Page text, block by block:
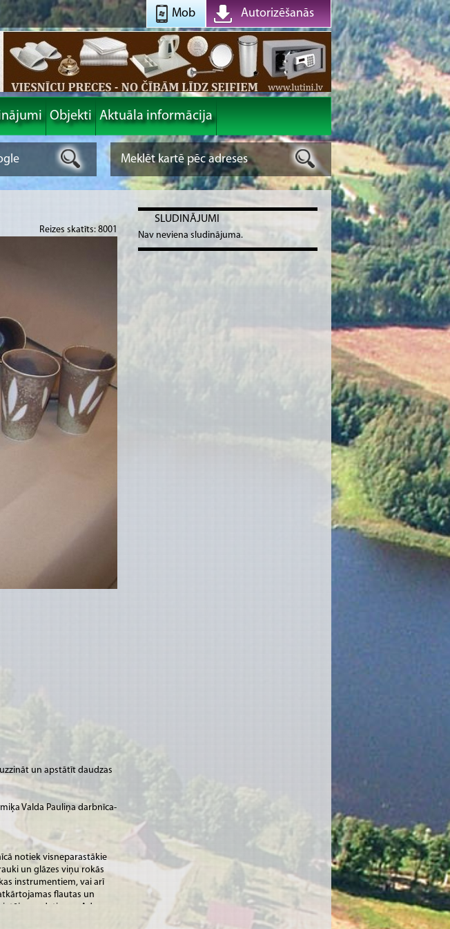
Autorizēšanās
Mob
Objekti Aktuāla informācija
Reizes skatīts: 8001
un apstātīt daudzas
Valda Pauliņa darbnīca-
notiek visneparastākie
un glāzes viņu rokās
instrumentiem, vai arī
flautas un
gadatirgos. Adrese:
SLUDINĀJUMI
Nav neviena sludinājuma.